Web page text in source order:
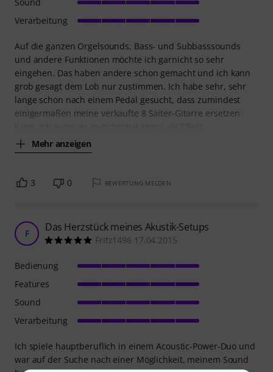
Auf die ganzen Orgelsounds, Bass- und Subbasssounds
und andere Funktionen möchte ich garnicht so sehr
eingehen. Das haben andere schon gemacht und ich kann
grob gesagt dem Lob nur zustimmen. Ich habe sehr, sehr
lange schon nach einem Pedal gesucht, dass zumindest
einigermaßen meine verkaufte 8 Saiter-Gitarre ersetzen
Mehr anzeigen
Verarbeitung
3 0 BEWERTUNG MELDEN
F Das Herzstück meines Akustik-Setups
Fritz1496 17.04.2015
Ich spiele hauptberuflich in einem Acoustic-Power-Duo und
war auf der Suche nach einer Möglichkeit, meinem Sound
Bedienung
Features
Sound
Verarbeitung